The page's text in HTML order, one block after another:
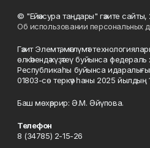
© "Ейәнсура таңдары" гәзите
Об использовании персональных
Гәзит Элемтә, мәғлүмәт
өлкәһендә күҙәтеү буйынса
Республикаһы буйынса
01803-сө теркәү һаны 2025 йылдың
Баш мөхәррир: Ә.М. Әйүпова.
Телефон
8 (34785) 2-15-26